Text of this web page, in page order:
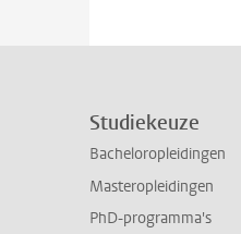
Studiekeuze
Bacheloropleidingen
Masteropleidingen
PhD-programma's